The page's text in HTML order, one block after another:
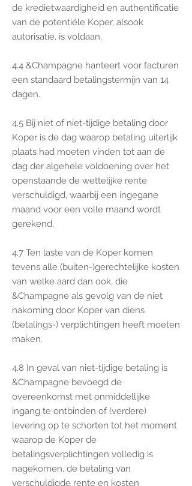
de kredietwaardigheid en authentificatie
van de potentiële Koper, alsook
autorisatie, is voldaan.
4.4 &Champagne hanteert voor facturen
een standaard betalingstermijn van 14
dagen.
4.5 Bij niet of niet-tijdige betaling door
Koper is de dag waarop betaling uiterlijk
plaats had moeten vinden tot aan de
dag der algehele voldoening over het
openstaande de wettelijke rente
verschuldigd, waarbij een ingegane
maand voor een volle maand wordt
gerekend.
4.7 Ten laste van de Koper komen
tevens alle (buiten-)gerechtelijke kosten
van welke aard dan ook, die
&Champagne als gevolg van de niet
nakoming door Koper van diens
(betalings-) verplichtingen heeft moeten
maken.
4.8 In geval van niet-tijdige betaling is
&Champagne bevoegd de
overeenkomst met onmiddellijke
ingang te ontbinden of (verdere)
levering op te schorten tot het moment
waarop de Koper de
betalingsverplichtingen volledig is
nagekomen, de betaling van
verschuldigde rente en kosten